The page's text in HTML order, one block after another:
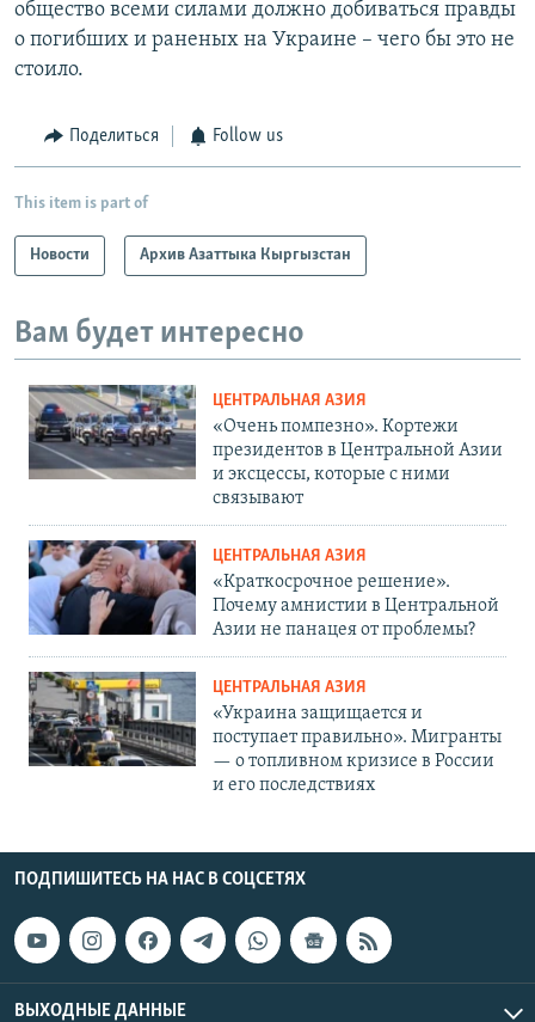
общество всеми силами должно добиваться правды
о погибших и раненых на Украине – чего бы это не
стоило.
Поделиться Follow us
This item is part of
Новости Архив Азаттыка Кыргызстан
Вам будет интересно
ЦЕНТРАЛЬНАЯ АЗИЯ
«Очень помпезно». Кортежи
президентов в Центральной Азии
и эксцессы, которые с ними
связывают
ЦЕНТРАЛЬНАЯ АЗИЯ
«Краткосрочное решение».
Почему амнистии в Центральной
Азии не панацея от проблемы?
ЦЕНТРАЛЬНАЯ АЗИЯ
«Украина защищается и
поступает правильно». Мигранты
— о топливном кризисе в России
и его последствиях
ПОДПИШИТЕСЬ НА НАС В СОЦСЕТЯХ
ВЫХОДНЫЕ ДАННЫЕ